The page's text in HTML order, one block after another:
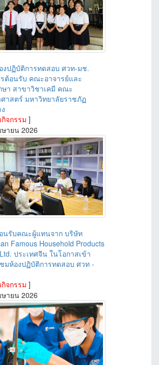
งปฏิบัติการทดสอบ ศวท-มช.
ต้อนรับ คณะอาจารย์และ
า สาขาวิชาเคมี คณะ
าสตร์ มหาวิทยาลัยราชภัฏ
จกรรม ]
ษายน 2026
นรับคณะผู้แทนจาก บริษัท
Famous Household Products
ประเทศจีน ในโอกาสเข้า
มห้องปฏิบัติการทดสอบ ศวท -
จกรรม ]
ษายน 2026